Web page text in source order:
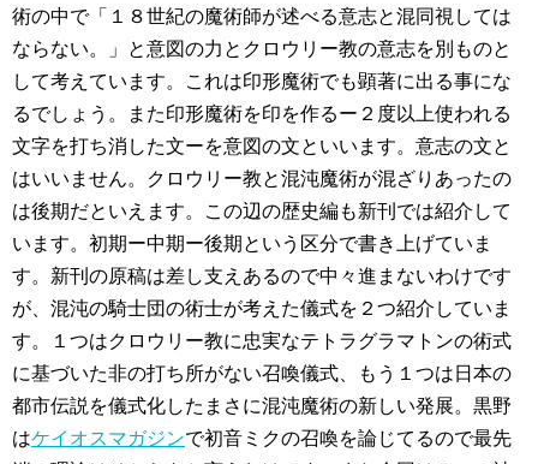
術の中で「１８世紀の魔術師が述べる意志と混同視しては
ならない。」と意図の力とクロウリー教の意志を別ものと
して考えています。これは印形魔術でも顕著に出る事にな
るでしょう。また印形魔術を印を作るー２度以上使われる
文字を打ち消した文ーを意図の文といいます。意志の文と
はいいません。クロウリー教と混沌魔術が混ざりあったの
は後期だといえます。この辺の歴史編も新刊では紹介して
います。初期ー中期ー後期という区分で書き上げていま
す。新刊の原稿は差し支えあるので中々進まないわけです
が、混沌の騎士団の術士が考えた儀式を２つ紹介していま
す。１つはクロウリー教に忠実なテトラグラマトンの術式
に基づいた非の打ち所がない召喚儀式、もう１つは日本の
都市伝説を儀式化したまさに混沌魔術の新しい発展。黒野
はケイオスマガジンで初音ミクの召喚を論じてるので最先